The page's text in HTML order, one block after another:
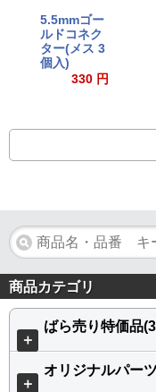
5.5mmゴー
ルドコネク
ター(メス 3
個入)
330 円
商品カテゴリ
＋
ばら売り特価品
＋
オリジナルパー